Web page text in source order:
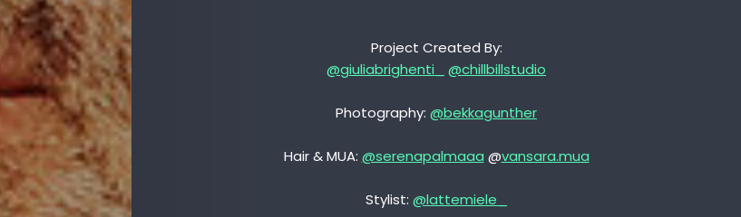
Project Created By:
@giuliabrighenti_
@chillbillstudio
Photography: @bekkagunther
Hair & MUA: @serenapalmaaa @vansara.mua
Stylist: @lattemiele_